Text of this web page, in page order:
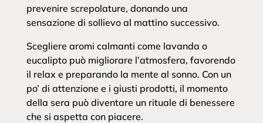
prevenire screpolature, donando una
sensazione di sollievo al mattino successivo.
Scegliere aromi calmanti come lavanda o
eucalipto può migliorare l’atmosfera, favorendo
il relax e preparando la mente al sonno. Con un
po’ di attenzione e i giusti prodotti, il momento
della sera può diventare un rituale di benessere
che si aspetta con piacere.